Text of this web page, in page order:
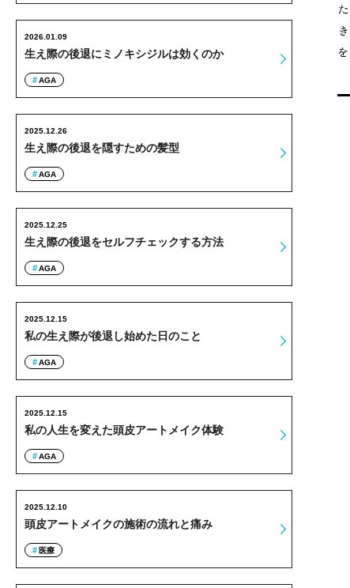
生え際の後退にミノキシジルは効くのか
2026.01.09
AGA
生え際の後退を隠すための髪型
2025.12.26
AGA
生え際の後退をセルフチェックする方法
2025.12.25
AGA
私の生え際が後退し始めた日のこと
2025.12.15
AGA
私の人生を変えた頭皮アートメイク体験
2025.12.15
AGA
頭皮アートメイクの施術の流れと痛み
2025.12.10
医療